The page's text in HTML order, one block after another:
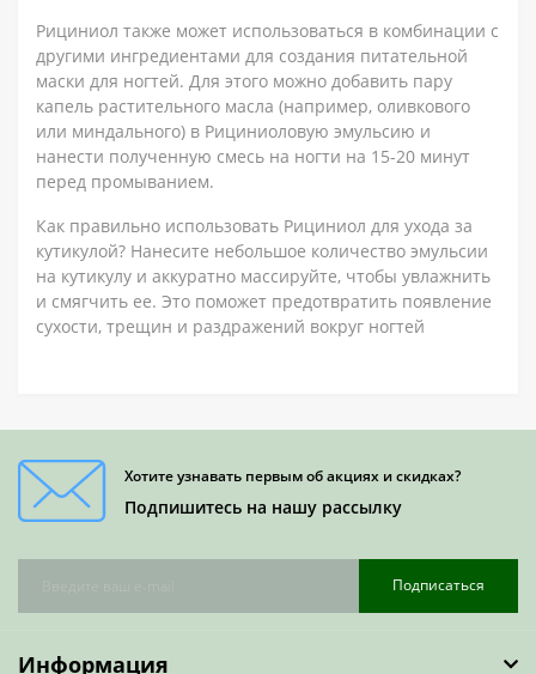
Рициниол также может использоваться в комбинации с
другими ингредиентами для создания питательной
маски для ногтей. Для этого можно добавить пару
капель растительного масла (например, оливкового
или миндального) в Рициниоловую эмульсию и
нанести полученную смесь на ногти на 15-20 минут
перед промыванием.
Как правильно использовать Рициниол для ухода за
кутикулой? Нанесите небольшое количество эмульсии
на кутикулу и аккуратно массируйте, чтобы увлажнить
и смягчить ее. Это поможет предотвратить появление
сухости, трещин и раздражений вокруг ногтей
Хотите узнавать первым об акциях и скидках?
Подпишитесь на нашу рассылку
Подписаться
Информация